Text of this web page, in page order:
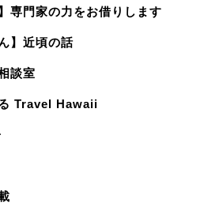
専門家の力をお借りします
】近頃の話
談室
Travel Hawaii